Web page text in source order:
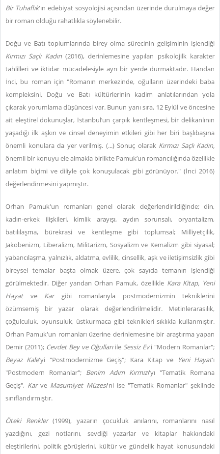
Bir Tuhaflık'ın edebiyat sosyolojisi açısından üzerinde durulmaya değer
bir roman olduğu rahatlıkla söylenebilir.
Doğu ve Batı toplumlarında birey olma sürecinin gelişiminin işlendiği
Kırmızı Saçlı Kadın(2016), derinlemesine yapılan psikolojilk karakter
tahlilleri ve iktidar mücadelesiyle ayrı bir yerde durmaktadır. Handan
İnci, bu roman için "Romanın merkezinde, oğulların üzerindeki baba
kompleksini, Doğu ve Batı kültürlerinin kadim anlatılarından yola
çıkarak yorumlama düşüncesi var. Bunun yanı sıra, 12 Eylül ve öncesine
ait eleştirel dokunuşlar, İstanbul’un çarpık kentleşmesi, bir delikanlının
yaşadığı ilk aşkın ve cinsel deneyimin etkileri gibi her biri başlıbaşına
önemli konulara da yer verilmiş. (...) Sonuç olarak Kırmızı Saçlı Kadın,
önemli bir konuyu ele almakla birlikte Pamuk’un romancılığında özellikle
anlatım biçimi ve diliyle çok konuşulacak gibi görünüyor." (İnci 2016)
değerlendirmesini yapmıştır.
Orhan Pamuk'un romanları genel olarak değerlendirildiğinde; din,
kadın-erkek ilişkileri, kimlik arayışı, aydın sorunsalı, oryantalizm,
batılılaşma, bürekrasi ve kentleşme gibi toplumsal; Milliyetçilik,
Jakobenizm, Liberalizm, Militarizm, Sosyalizm ve Kemalizm gibi siyasal;
yabancılaşma, yalnızlık, aldatma, evlilik, cinsellik, aşk ve iletişimsizlik gibi
bireysel temalar başta olmak üzere, çok sayıda temanın işlendiği
görülmektedir. Diğer yandan Orhan Pamuk, özellikle Kara Kitap, Yeni
Hayatve Kar gibi romanlarıyla postmodernizmin tekniklerini
özümsemiş bir yazar olarak değerlendirilmelidir. Metinlerarasılık,
çoğulculuk, oyunsuluk, üstkurmaca gibi teknikleri sıklıkla kullanmıştır.
Orhan Pamuk'un romanları üzerine derinlemesine bir araştırma yapan
Demir (2011); Cevdet Bey ve Oğulları ile Sessiz Ev'i "Modern Romanlar";
Beyaz Kale'yi "Postmodernizme Geçiş"; Kara Kitap ve Yeni Hayat'ı
"Postmodern Romanlar"; Benim Adım Kırmızı'yı "Tematik Romana
Geçiş", Karve Masumiyet Müzesi'ni ise "Tematik Romanlar" şeklinde
sınıflandırmıştır.
Öteki Renkler(1999), yazarın çocukluk anılarını, romanlarını nasıl
yazdığını, gezi notlarını, sevdiği yazarlar ve kitaplar hakkındaki
eleştirilerini, politik görüşlerini, kültür ve gündelik hayat konusundaki